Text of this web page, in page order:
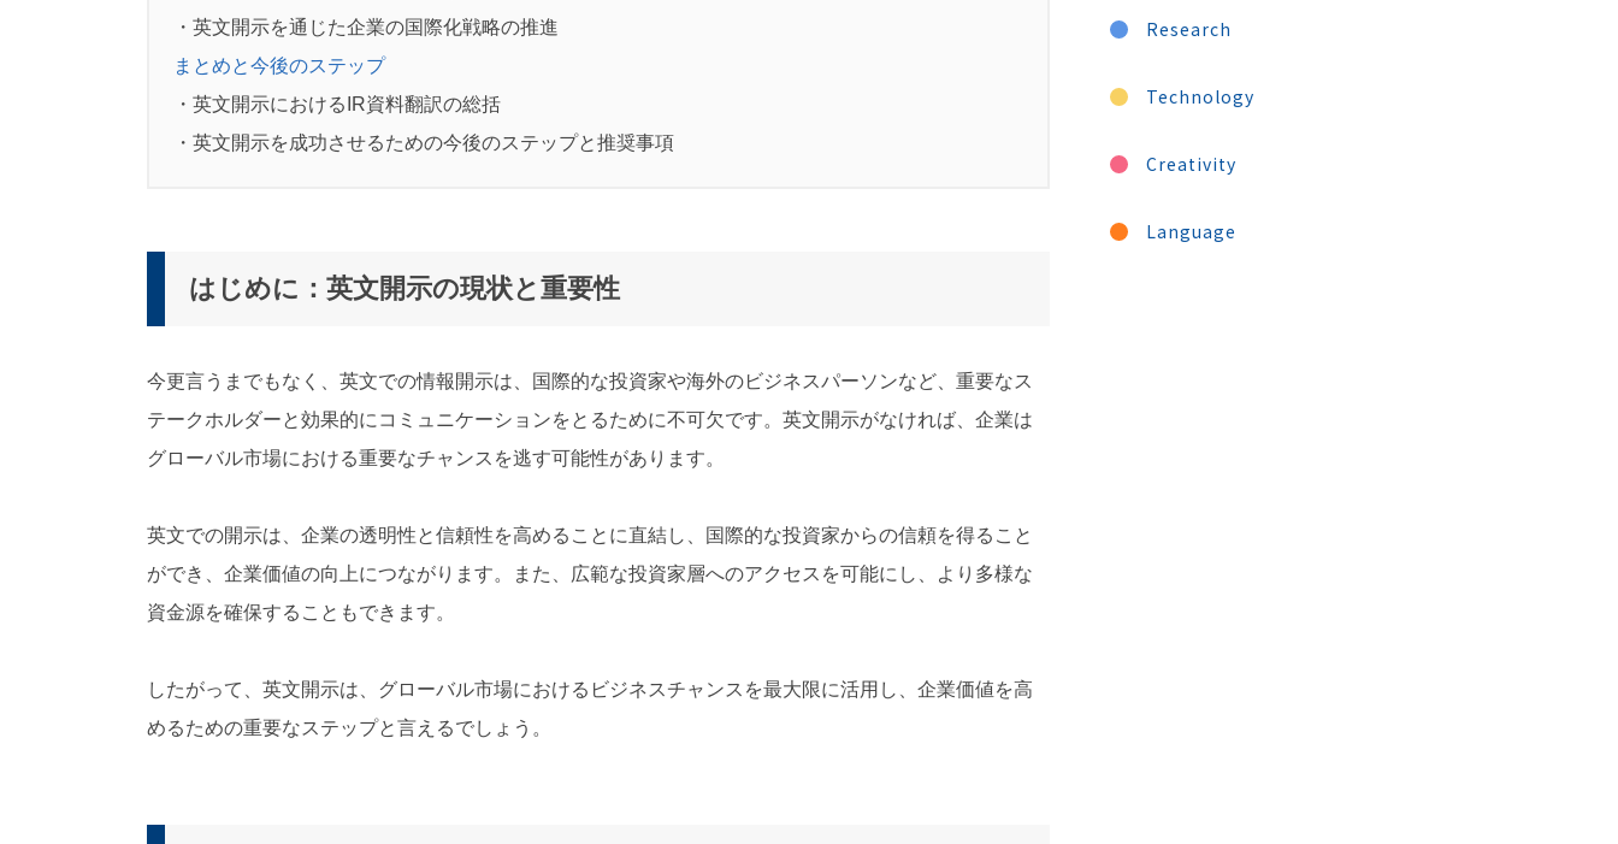
・英文開示を通じた企業の国際化戦略の推進
まとめと今後のステップ
・英文開示におけるIR資料翻訳の総括
・英文開示を成功させるための今後のステップと推奨事項
はじめに：英文開示の現状と重要性
今更言うまでもなく、英文での情報開示は、国際的な投資家や海外のビジネスパーソンなど、重要なス
テークホルダーと効果的にコミュニケーションをとるために不可欠です。英文開示がなければ、企業は
グローバル市場における重要なチャンスを逃す可能性があります。
英文での開示は、企業の透明性と信頼性を高めることに直結し、国際的な投資家からの信頼を得ること
ができ、企業価値の向上につながります。また、広範な投資家層へのアクセスを可能にし、より多様な
資金源を確保することもできます。
したがって、英文開示は、グローバル市場におけるビジネスチャンスを最大限に活用し、企業価値を高
めるための重要なステップと言えるでしょう。
Research
Technology
Creativity
Language